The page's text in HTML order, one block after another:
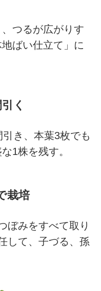
つるが広がりす
ばい仕立て」に
く
き、本葉3枚でも
1株を残す。
栽培
ぼみをすべて取り
して、子づる、孫